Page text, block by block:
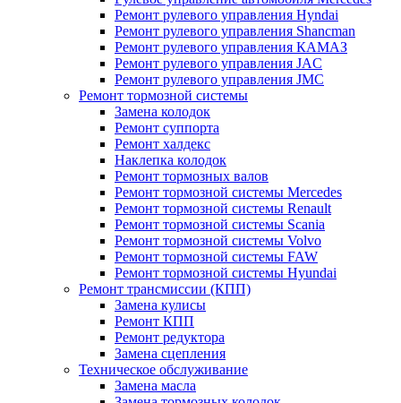
Ремонт рулевого управления Hyndai
Ремонт рулевого управления Shancman
Ремонт рулевого управления КАМАЗ
Ремонт рулевого управления JAC
Ремонт рулевого управления JMC
Ремонт тормозной системы
Замена колодок
Ремонт суппорта
Ремонт халдекс
Наклепка колодок
Ремонт тормозных валов
Ремонт тормозной системы Mercedes
Ремонт тормозной системы Renault
Ремонт тормозной системы Scania
Ремонт тормозной системы Volvo
Ремонт тормозной системы FAW
Ремонт тормозной системы Hyundai
Ремонт трансмиссии (КПП)
Замена кулисы
Ремонт КПП
Ремонт редуктора
Замена сцепления
Техническое обслуживание
Замена масла